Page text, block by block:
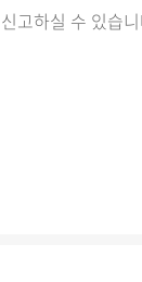
고하실 수 있습